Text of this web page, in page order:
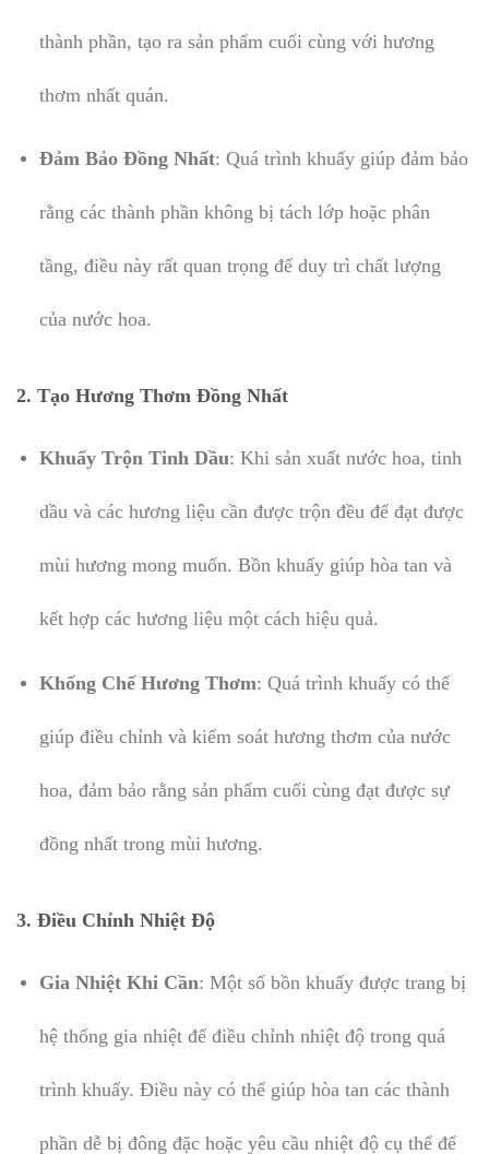
thành phần, tạo ra sản phẩm cuối cùng với hương
thơm nhất quán.
Đảm Bảo Đồng Nhất: Quá trình khuấy giúp đảm bảo
rằng các thành phần không bị tách lớp hoặc phân
tầng, điều này rất quan trọng để duy trì chất lượng
của nước hoa.
2. Tạo Hương Thơm Đồng Nhất
Khuấy Trộn Tinh Dầu: Khi sản xuất nước hoa, tinh
dầu và các hương liệu cần được trộn đều để đạt được
mùi hương mong muốn. Bồn khuấy giúp hòa tan và
kết hợp các hương liệu một cách hiệu quả.
Khống Chế Hương Thơm: Quá trình khuấy có thể
giúp điều chỉnh và kiểm soát hương thơm của nước
hoa, đảm bảo rằng sản phẩm cuối cùng đạt được sự
đồng nhất trong mùi hương.
3. Điều Chỉnh Nhiệt Độ
Gia Nhiệt Khi Cần: Một số bồn khuấy được trang bị
hệ thống gia nhiệt để điều chỉnh nhiệt độ trong quá
trình khuấy. Điều này có thể giúp hòa tan các thành
phần dễ bị đông đặc hoặc yêu cầu nhiệt độ cụ thể để